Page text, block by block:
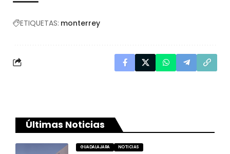
ETIQUETAS: monterrey
Últimas Noticias
GUADALAJARA NOTICIAS